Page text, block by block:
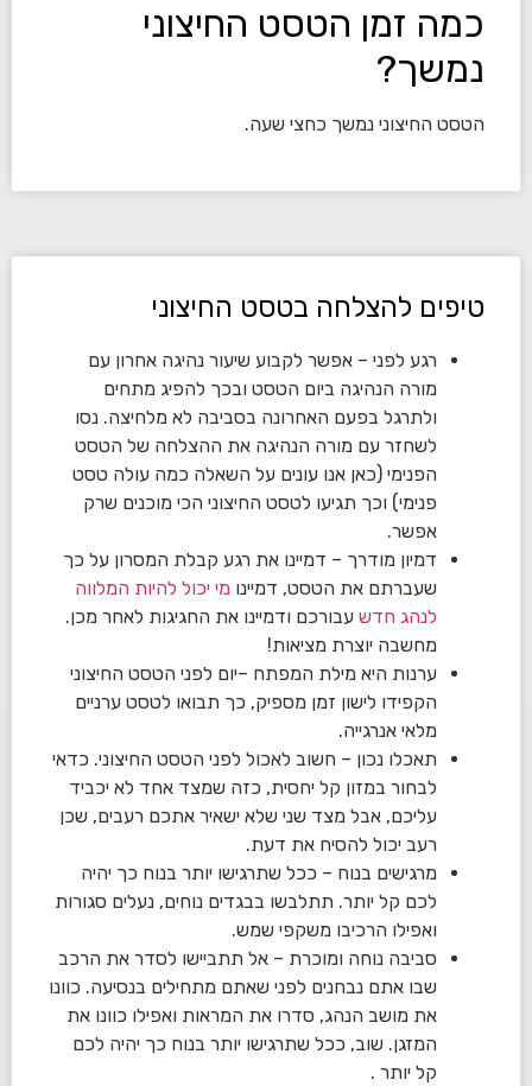
כמה זמן הטסט החיצוני
נמשך?
הטסט החיצוני נמשך כחצי שעה.
טיפים להצלחה בטסט החיצוני
רגע לפני – אפשר לקבוע שיעור נהיגה אחרון עם
מורה הנהיגה ביום הטסט ובכך להפיג מתחים
ולתרגל בפעם האחרונה בסביבה לא מלחיצה. נסו
לשחזר עם מורה הנהיגה את ההצלחה של הטסט
הפנימי (כאן אנו עונים על השאלה כמה עולה טסט
פנימי) וכך תגיעו לטסט החיצוני הכי מוכנים שרק
אפשר.
דמיון מודרך – דמיינו את רגע קבלת המסרון על כך
שעברתם את הטסט, דמיינו מי יכול להיות המלווה
לנהג חדש עבורכם ודמיינו את החגיגות לאחר מכן.
מחשבה יוצרת מציאות!
ערנות היא מילת המפתח –יום לפני הטסט החיצוני
הקפידו לישון זמן מספיק, כך תבואו לטסט ערניים
מלאי אנרגייה.
תאכלו נכון – חשוב לאכול לפני הטסט החיצוני. כדאי
לבחור במזון קל יחסית, כזה שמצד אחד לא יכביד
עליכם, אבל מצד שני שלא ישאיר אתכם רעבים, שכן
רעב יכול להסיח את דעת.
מרגישים בנוח – ככל שתרגישו יותר בנוח כך יהיה
לכם קל יותר. תתלבשו בבגדים נוחים, נעלים סגורות
ואפילו הרכיבו משקפי שמש.
סביבה נוחה ומוכרת – אל תתביישו לסדר את הרכב
שבו אתם נבחנים לפני שאתם מתחילים בנסיעה. כוונו
את מושב הנהג, סדרו את המראות ואפילו כוונו את
המזגן. שוב, ככל שתרגישו יותר בנוח כך יהיה לכם
קל יותר .